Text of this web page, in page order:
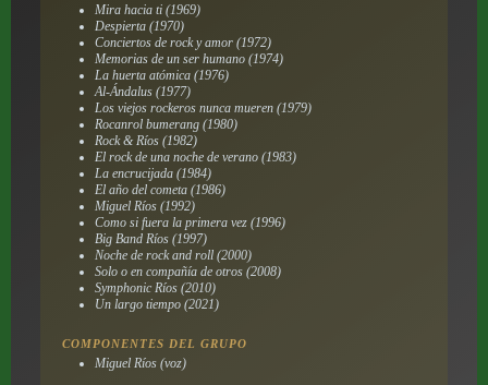
Mira hacia ti(1969)
Despierta(1970)
Conciertos de rock y amor(1972)
Memorias de un ser humano(1974)
La huerta atómica(1976)
Al-Ándalus(1977)
Los viejos rockeros nunca mueren(1979)
Rocanrol bumerang(1980)
Rock & Ríos(1982)
El rock de una noche de verano(1983)
La encrucijada(1984)
El año del cometa(1986)
Miguel Ríos(1992)
Como si fuera la primera vez(1996)
Big Band Ríos(1997)
Noche de rock and roll(2000)
Solo o en compañía de otros(2008)
Symphonic Ríos(2010)
Un largo tiempo(2021)
COMPONENTES DEL GRUPO
Miguel Ríos (voz)